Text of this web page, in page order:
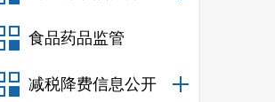
食品药品监管
减税降费信息公开